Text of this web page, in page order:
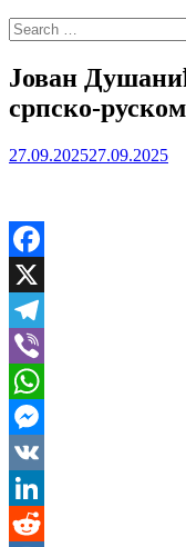
Search
for:
Јован
српско-
27.09.202527.09.2025
Facebook
X
Telegram
Viber
WhatsApp
Messenger
VK
LinkedIn